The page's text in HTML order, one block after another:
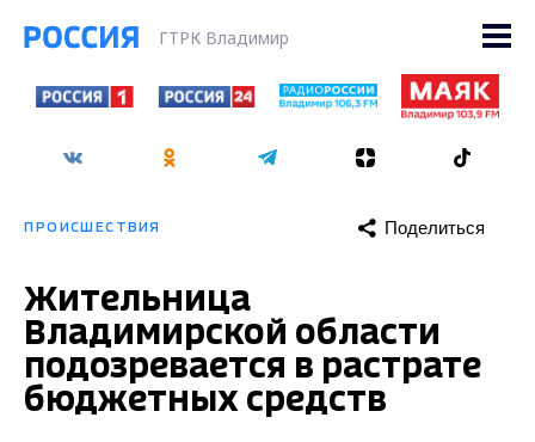
ГТРК Владимир
ПРОИСШЕСТВИЯ Поделиться
Жительница
Владимирской области
подозревается в растрате
бюджетных средств